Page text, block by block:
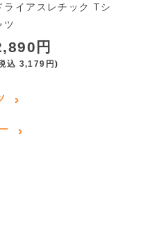
ライアスレチック Tシ
ツ
円
込 3,179円)